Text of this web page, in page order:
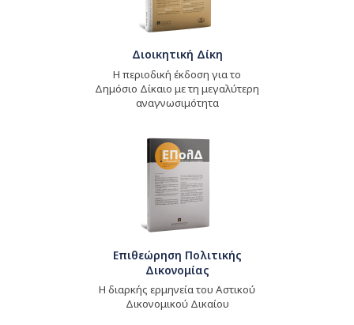
Διοικητική Δίκη
Η περιοδική έκδοση για το
Δημόσιο Δίκαιο με τη μεγαλύτερη
αναγνωσιμότητα
Επιθεώρηση Πολιτικής
Δικονομίας
Η διαρκής ερμηνεία του Αστικού
Δικονομικού Δικαίου